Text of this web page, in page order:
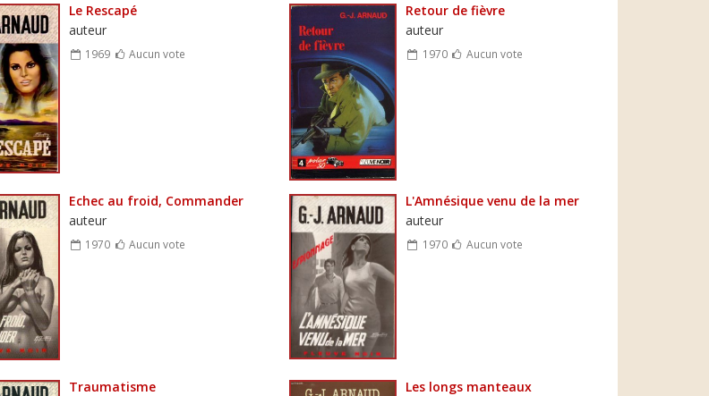
Le Rescapé
auteur
1969 Aucun vote
Retour de fièvre
auteur
1970 Aucun vote
Echec au froid, Commander
auteur
1970 Aucun vote
L'Amnésique venu de la mer
auteur
1970 Aucun vote
Traumatisme
Les longs manteaux